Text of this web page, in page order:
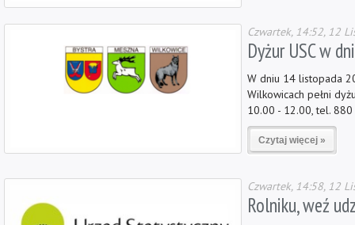
Czwartek, 14:52, 12
Dyżur USC w
W dniu 14 listopada
Wilkowicach pełni
10.00 - 12.00, tel.
Czytaj więcej »
Czwartek, 14:58, 12
Rolniku, weź